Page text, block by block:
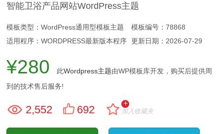
智能卫浴产品网站WordPress主题
模板类型：WordPress通用型模板主题
模板编号：78868
适用程序：WORDPRESS最新版本程序 更新日期： 2026-07-29
¥280 此Wordpress主题由WP模板库开发，购买后提供周
到的技术售后服务!
2,552 692
+
加入收藏夹